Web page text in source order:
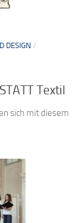
DESIGN /
Textil
sich mit diesem